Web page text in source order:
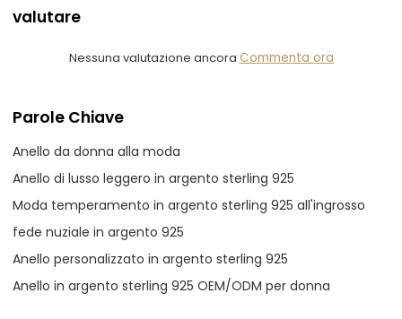
valutare
Nessuna valutazione ancora Commenta ora
Parole Chiave
Anello da donna alla moda
Anello di lusso leggero in argento sterling 925
Moda temperamento in argento sterling 925 all'ingrosso
fede nuziale in argento 925
Anello personalizzato in argento sterling 925
Anello in argento sterling 925 OEM/ODM per donna